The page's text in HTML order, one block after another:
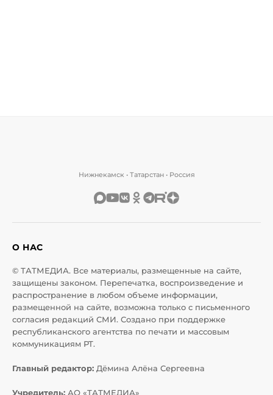
Нижнекамск • Татарстан • Россия
О НАС
© ТАТМЕДИА. Все материалы, размещенные на сайте,
защищены законом. Перепечатка, воспроизведение и
распространение в любом объеме информации,
размещенной на сайте, возможна только с письменного
согласия редакций СМИ. Создано при поддержке
республиканского агентства по печати и массовым
коммуникациям РТ.
Главный редактор: Дёмина Алёна Сергеевна
Учредитель: АО «ТАТМЕДИА»